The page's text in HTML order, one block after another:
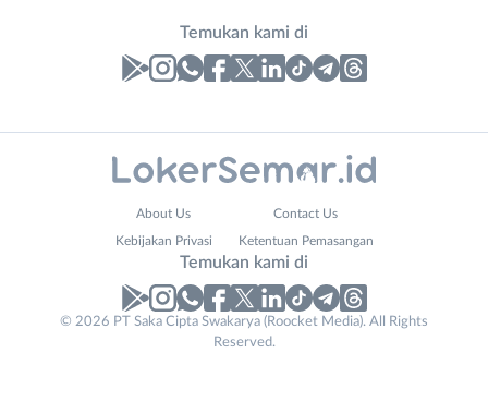
Temukan kami di
No. Telp /
About Us Contact Us
Kebijakan Privasi Ketentuan Pemasangan
Temukan kami di
© 2026 PT Saka Cipta Swakarya (Roocket Media). All Rights
Reserved.